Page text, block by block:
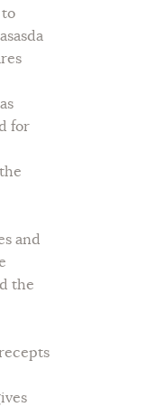
to
for
and
the